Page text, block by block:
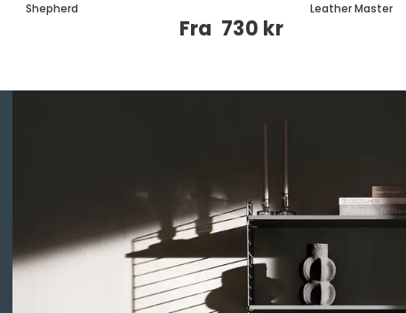
Shepherd
Fra 730 kr
Leather Master